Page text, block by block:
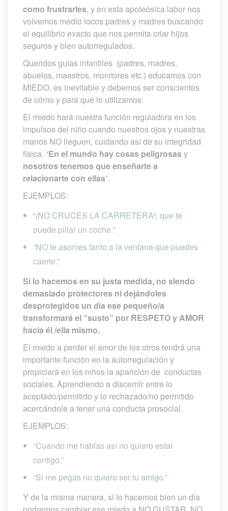
como frustrarle, y en esta apoteósica labor nos
volvemos medio locos padres y madres buscando
el equilibrio exacto que nos permita criar hijos
eguros y bien autorregulados.
Queridos guías infantiles (padres, madres,
abuelos, maestros, monitores etc.) educamos con
MIEDO, es inevitable y debemos ser conscientes
de cómo y para qué lo utilizamos:
El miedo hará nuestra función reguladora en los
impulsos del niño cuando nuestros ojos y nuestras
manos NO lleguen, cuidando así de su integridad
física. “En el mundo hay cosas peligrosa y
nosotros tenemos que enseñarte a
relacionarte con ella”.
EJEMPLOS:
“¡NO CRUCES LA CARRETERA!, que te
puede pillar un coche.”
“NO te asomes tanto a la ventana que puedes
caerte.”
Si lo hacemos en su justa medida, no siendo
demasiado protectores ni dejándoles
desprotegidos un día ese pequeño/a
transformará el “susto” por RESPETO y AMOR
hacia él /ella mismo.
El miedo a perder el amor de los otros tendrá una
importante función en la autorregulación y
propiciará en los niños la aparición de conductas
ociales. Aprendiendo a discernir entre lo
aceptado/permitido y lo rechazado/no permitido
acercándole a tener una conducta prosocial.
EJEMPLOS:
“Cuando me hablas así no quiero estar
contigo.”
“Si me pegas no quiero ser tu amigo.”
Y de la misma manera, si lo hacemos bien un día